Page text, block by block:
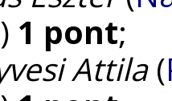
) 1 pont;
Attila(